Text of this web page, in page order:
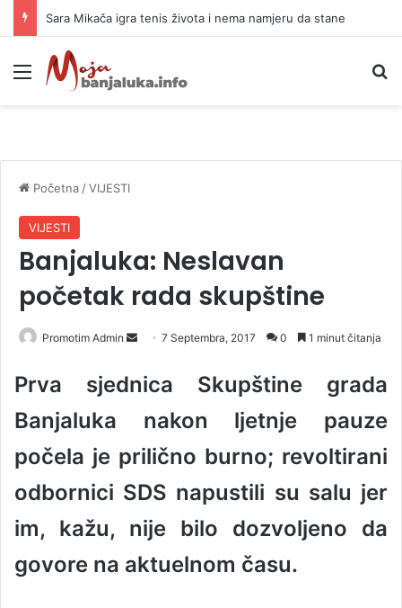
Sara Mikača igra tenis života i nema namjeru da stane
Meni
Početna /VIJESTI
VIJESTI
Banjaluka: Neslavan
početak rada skupštine
Promotim Admin
n
n
e
m
i
l
7 Septembra, 2017 0 1 minut čitanja
Prva sjednica Skupštine grada
Banjaluka nakon ljetnje pauze
počela je prilično burno; revoltirani
odbornici SDS napustili su salu jer
im, kažu, nije bilo dozvoljeno da
govore na aktuelnom času.